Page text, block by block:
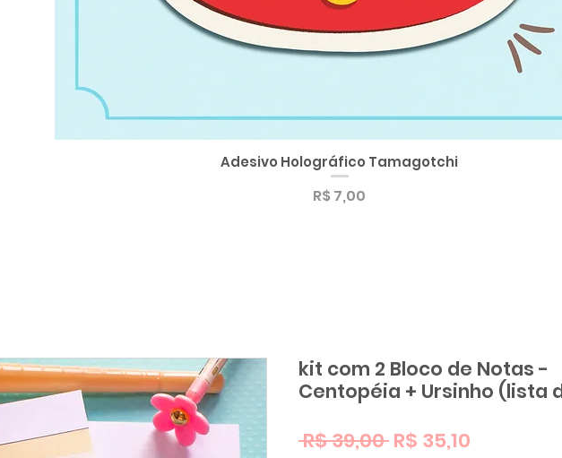
Visualização rápida
Adesivo Holográfico Tamagotchi
Preço
R$ 7,00
kit com 2 Bloco de Notas -
Centopéia + Ursinho (lista
R$ 39,00 Preço
R$ 35,10